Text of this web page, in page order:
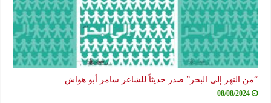
“من النهر إلى البحر” صدر حديثاً للشاعر سامر أبو هواش
08/08/2024